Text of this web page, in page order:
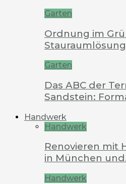
Garten
Ordnung im
Garten
Das ABC der
Sandstein:
Handwerk
Handwerk
Renovieren mit
in München
Handwerk